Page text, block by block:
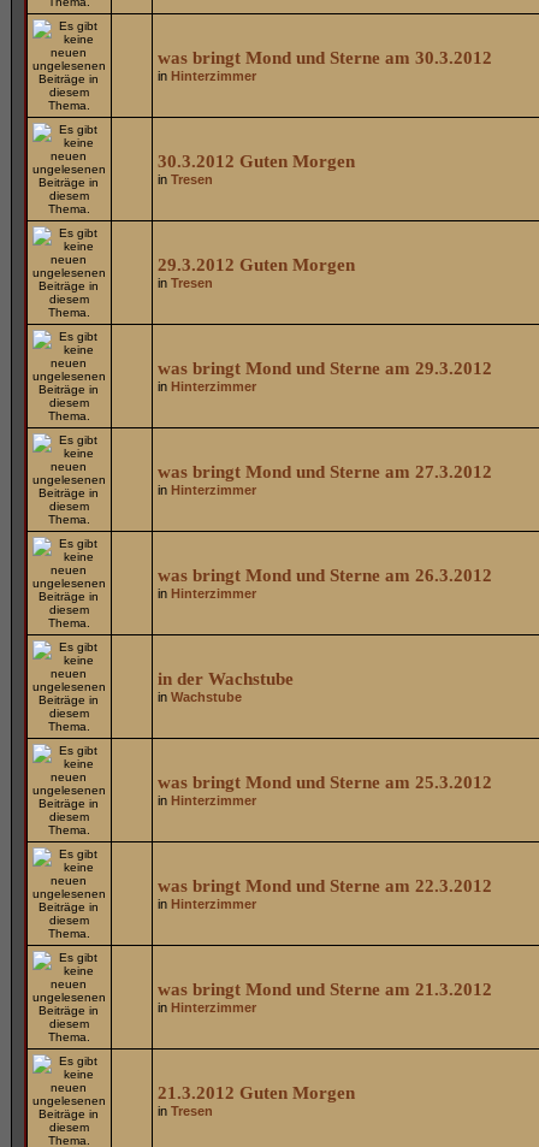
was bringt Mond und Sterne am 30.3.2012
in Hinterzimmer
30.3.2012 Guten Morgen
in Tresen
29.3.2012 Guten Morgen
in Tresen
was bringt Mond und Sterne am 29.3.2012
in Hinterzimmer
was bringt Mond und Sterne am 27.3.2012
in Hinterzimmer
was bringt Mond und Sterne am 26.3.2012
in Hinterzimmer
in der Wachstube
in Wachstube
was bringt Mond und Sterne am 25.3.2012
in Hinterzimmer
was bringt Mond und Sterne am 22.3.2012
in Hinterzimmer
was bringt Mond und Sterne am 21.3.2012
in Hinterzimmer
21.3.2012 Guten Morgen
in Tresen